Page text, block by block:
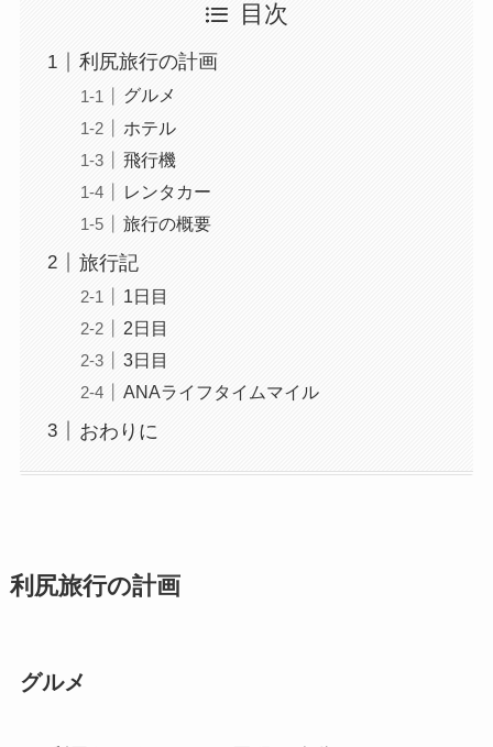
目次
利尻旅行の計画
グルメ
ホテル
飛行機
レンタカー
旅行の概要
旅行記
1日目
2日目
3日目
ANAライフタイムマイル
おわりに
利尻旅行の計画
グルメ